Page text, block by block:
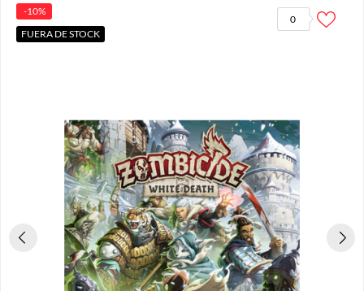
0
-10%
FUERA DE STOCK